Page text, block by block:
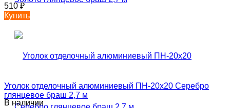
510₽
Купить
Уголок отделочный алюминиевый ПН-20х20 Серебро
глянцевое браш 2,7 м
В наличии